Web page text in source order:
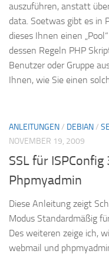
auszuführen, anstatt
data. Soetwas gibt es in
dieses Ihnen einen
dessen Regeln PHP
Benutzer oder Gruppe
Ihnen, wie Sie einen
ANLEITUNGEN/ DEBIAN/
NOVEMBER 19, 2009
SSL für
Phpmyadmin
Diese Anleitung zeigt
Modus Standardmäßig
Des weiteren zeige ich,
webmail und